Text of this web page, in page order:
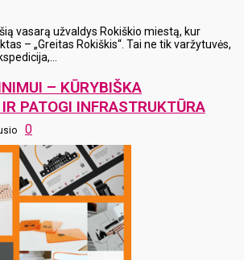
vasarą užvaldys Rokiškio miestą, kur
– „Greitas Rokiškis“. Tai ne tik varžytuvės,
– KŪRYBIŠKA
PATOGI INFRASTRUKTŪRA
0